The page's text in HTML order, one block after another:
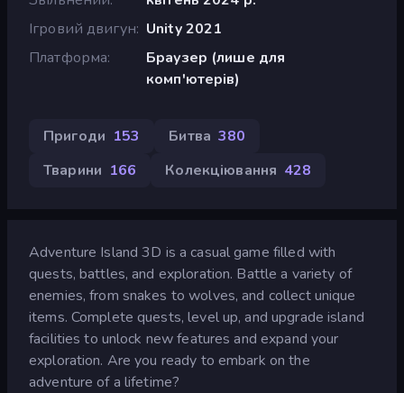
Ігровий двигун Unity 2021
Платформа
Браузер (лише для
комп'ютерів)
Пригоди 153 Битва 380
Тварини 166 Колекціювання 428
Adventure Island 3D is a casual game filled with
quests, battles, and exploration. Battle a variety of
enemies, from snakes to wolves, and collect unique
items. Complete quests, level up, and upgrade island
facilities to unlock new features and expand your
exploration. Are you ready to embark on the
adventure of a lifetime?